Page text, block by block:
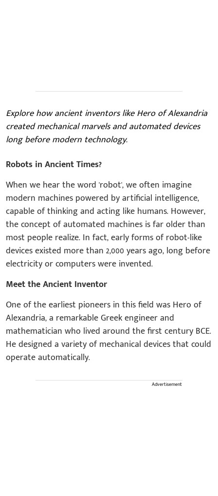
Explore how ancient inventors like Hero of Alexandria
created mechanical marvels and automated devices
long before modern technology.
Robots in Ancient Times?
When we hear the word 'robot', we often imagine
modern machines powered by artificial intelligence,
capable of thinking and acting like humans. However,
the concept of automated machines is far older than
most people realize. In fact, early forms of robot-like
devices existed more than 2,000 years ago, long before
electricity or computers were invented.
Meet the Ancient Inventor
One of the earliest pioneers in this field was Hero of
Alexandria, a remarkable Greek engineer and
mathematician who lived around the first century BCE.
He designed a variety of mechanical devices that could
operate automatically.
Advertisement